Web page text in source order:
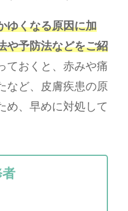
ゆくなる原因に加
や予防法などをご紹
ておくと、赤みや痛
など、皮膚疾患の原
め、早めに対処して